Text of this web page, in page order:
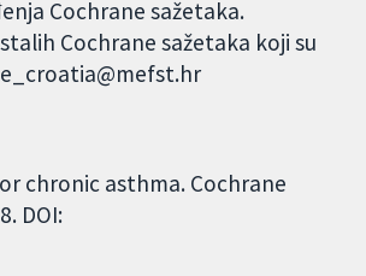
Cochrane sažetaka.
Cochrane sažetaka koji su
chronic asthma. Cochrane
DOI: